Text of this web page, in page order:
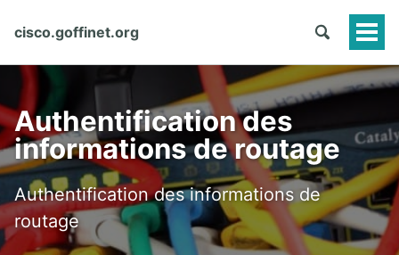
cisco.goffinet.org
Authentification des
informations de routage
Authentification des informations de
routage